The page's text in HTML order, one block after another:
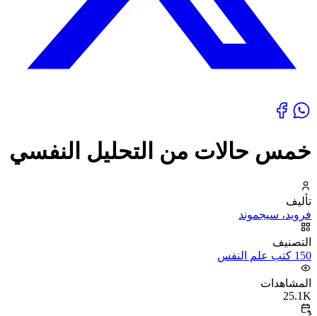
خمس حالات من التحليل النفسي
تأليف
فرويد، سيجموند
التصنيف
150 كتب علم النفس
المشاهدات
25.1K